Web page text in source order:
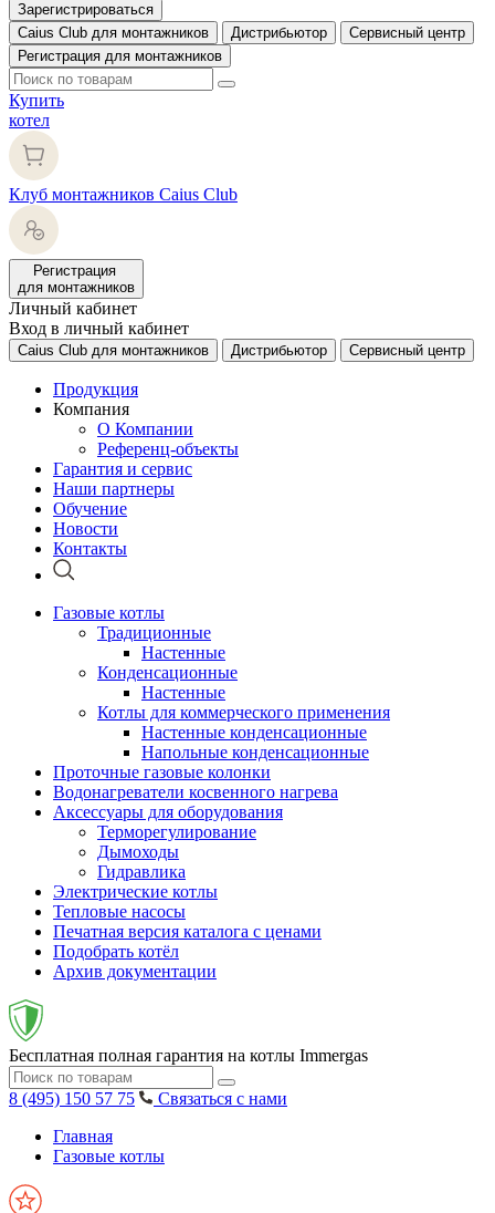
Зарегистрироваться
Caius Club для монтажников
Дистрибьютор
Сервисный центр
Регистрация для монтажников
Купить
котел
Клуб монтажников Caius Club
Регистрация
для монтажников
Личный кабинет
Вход в личный кабинет
Caius Club для монтажников Дистрибьютор Сервисный центр
Продукция
Компания
О Компании
Референц-объекты
Гарантия и сервис
Наши партнеры
Обучение
Новости
Контакты
Газовые котлы
Традиционные
Настенные
Конденсационные
Настенные
Котлы для коммерческого применения
Настенные конденсационные
Напольные конденсационные
Проточные газовые колонки
Водонагреватели косвенного нагрева
Аксессуары для оборудования
Терморегулирование
Дымоходы
Гидравлика
Электрические котлы
Тепловые насосы
Печатная версия каталога с ценами
Подобрать котёл
Архив документации
Бесплатная полная гарантия на котлы Immergas
8 (495) 150 57 75
Связаться с нами
Главная
Газовые котлы